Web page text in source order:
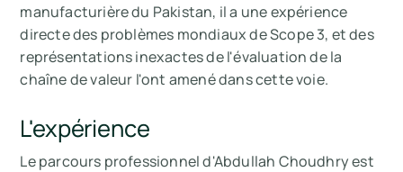
manufacturière du Pakistan, il a une expérience
directe des problèmes mondiaux de Scope 3, et des
représentations inexactes de l'évaluation de la
chaîne de valeur l'ont amené dans cette voie.
L'expérience
Le parcours professionnel d'Abdullah Choudhry est